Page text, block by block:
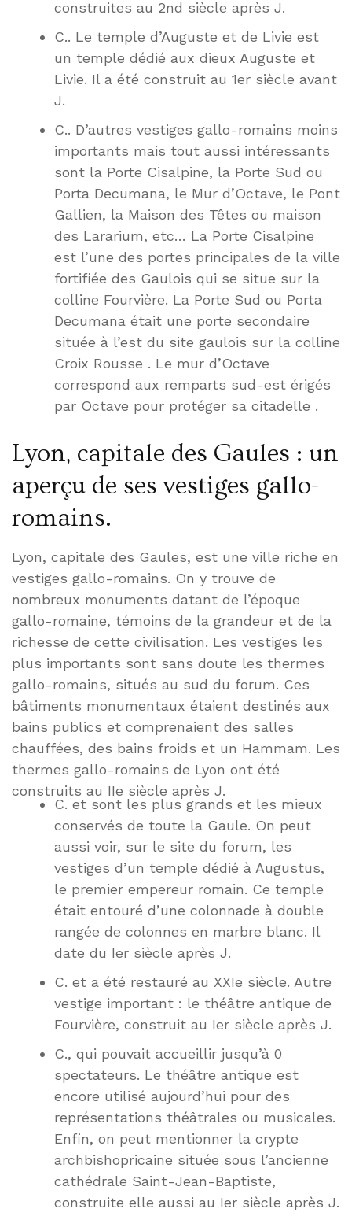
construites au 2nd siècle après J.
C.. Le temple d’Auguste et de Livie est
un temple dédié aux dieux Auguste et
Livie. Il a été construit au 1er siècle avant
J.
C.. D’autres vestiges gallo-romains moins
importants mais tout aussi intéressants
sont la Porte Cisalpine, la Porte Sud ou
Porta Decumana, le Mur d’Octave, le Pont
Gallien, la Maison des Têtes ou maison
des Lararium, etc… La Porte Cisalpine
est l’une des portes principales de la ville
fortifiée des Gaulois qui se situe sur la
colline Fourvière. La Porte Sud ou Porta
Decumana était une porte secondaire
située à l’est du site gaulois sur la colline
Croix Rousse . Le mur d’Octave
correspond aux remparts sud-est érigés
par Octave pour protéger sa citadelle .
Lyon, capitale des Gaules : un
aperçu de ses vestiges gallo-
romains.
Lyon, capitale des Gaules, est une ville riche en
vestiges gallo-romains. On y trouve de
nombreux monuments datant de l’époque
gallo-romaine, témoins de la grandeur et de la
richesse de cette civilisation. Les vestiges les
plus importants sont sans doute les thermes
gallo-romains, situés au sud du forum. Ces
bâtiments monumentaux étaient destinés aux
bains publics et comprenaient des salles
chauffées, des bains froids et un Hammam. Les
thermes gallo-romains de Lyon ont été
construits au IIe siècle après J.
C. et sont les plus grands et les mieux
conservés de toute la Gaule. On peut
aussi voir, sur le site du forum, les
vestiges d’un temple dédié à Augustus,
le premier empereur romain. Ce temple
était entouré d’une colonnade à double
rangée de colonnes en marbre blanc. Il
date du Ier siècle après J.
C. et a été restauré au XXIe siècle. Autre
vestige important : le théâtre antique de
Fourvière, construit au Ier siècle après J.
C., qui pouvait accueillir jusqu’à 0
spectateurs. Le théâtre antique est
encore utilisé aujourd’hui pour des
représentations théâtrales ou musicales.
Enfin, on peut mentionner la crypte
archbishopricaine située sous l’ancienne
cathédrale Saint-Jean-Baptiste,
construite elle aussi au Ier siècle après J.